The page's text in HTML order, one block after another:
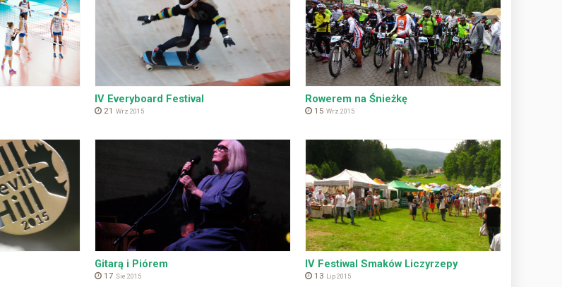
IV Everyboard Festival
21 Wrz 2015
Rowerem na Śnieżkę
15Wrz 2015
Gitarą i Piórem
17 Sie 2015
IV Festiwal Smaków Liczyrzepy
13 Lip 2015